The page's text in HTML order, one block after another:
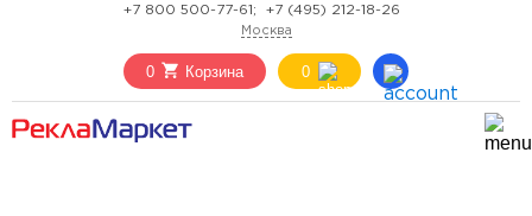
+7 800 500-77-61; +7 (495) 212-18-26
Москва
0 Корзина 0